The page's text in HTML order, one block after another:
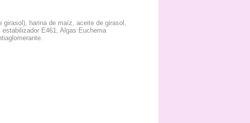
harina de maíz, aceite de girasol,
E461, Algas Euchema